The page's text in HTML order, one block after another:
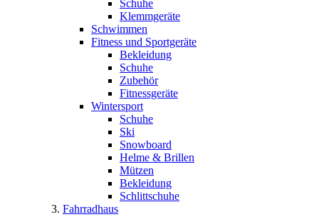
Schuhe
Klemmgeräte
Schwimmen
Fitness und Sportgeräte
Bekleidung
Schuhe
Zubehör
Fitnessgeräte
Wintersport
Schuhe
Ski
Snowboard
Helme & Brillen
Mützen
Bekleidung
Schlittschuhe
Fahrradhaus